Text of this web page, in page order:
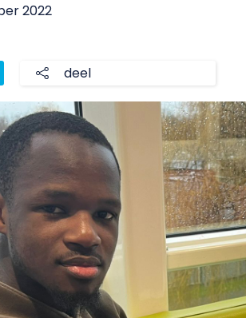
2022
deel